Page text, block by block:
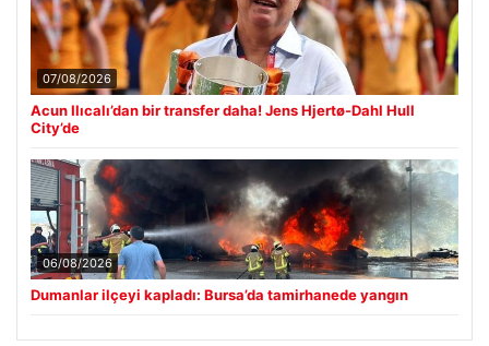
07/08/2026
Acun Ilıcalı’dan bir transfer daha! Jens Hjertø-Dahl Hull
City’de
06/08/2026
Dumanlar ilçeyi kapladı: Bursa’da tamirhanede yangın